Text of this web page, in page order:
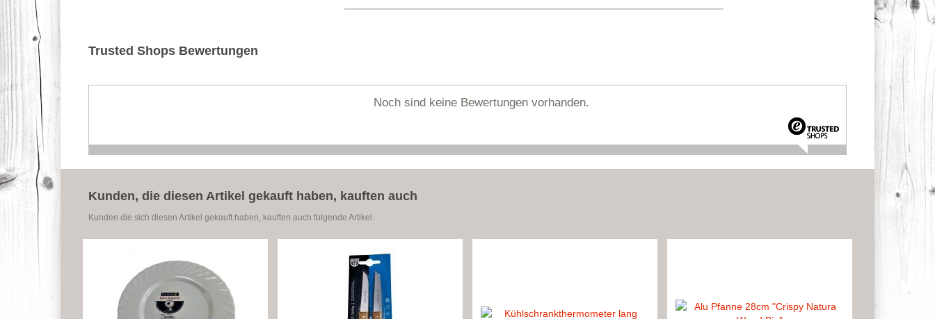
Trusted Shops Bewertungen
Noch sind keine Bewertungen vorhanden.
Kunden, die diesen Artikel gekauft haben, kauften auch
Kunden die sich diesen Artikel gekauft haben, kauften auch folgende Artikel.